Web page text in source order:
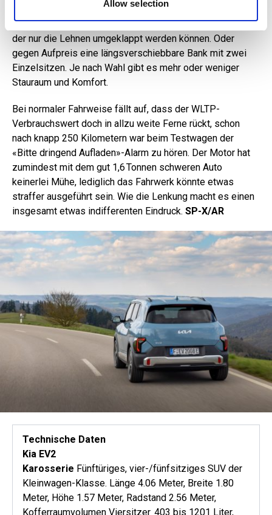
Allow selection
als Fünfsitzer. Denn Kia spendiert dem B-SUV wahlweise
eine durchgehende, starre Rückbank mit Mittelplatz, bei
der nur die Lehnen umgeklappt werden können. Oder
gegen Aufpreis eine längsverschiebbare Bank mit zwei
Einzelsitzen. Je nach Wahl gibt es mehr oder weniger
Stauraum und Komfort.
Bei normaler Fahrweise fällt auf, dass der WLTP-
Verbrauchswert doch in allzu weite Ferne rückt, schon
nach knapp 250 Kilometern war beim Testwagen der
«Bitte dringend Aufladen»-Alarm zu hören. Der Motor hat
zumindest mit dem gut 1,6 Tonnen schweren Auto
keinerlei Mühe, lediglich das Fahrwerk könnte etwas
straffer ausgeführt sein. Wie die Lenkung macht es einen
insgesamt etwas indifferenten Eindruck. SP-X/AR
Technische Daten
Kia EV2
Karosserie Fünftüriges, vier-/fünfsitziges SUV der
Kleinwagen-Klasse. Länge 4.06 Meter, Breite 1.80
Meter, Höhe 1.57 Meter, Radstand 2.56 Meter,
Kofferraumvolumen Viersitzer 403 bis 1201 Liter,